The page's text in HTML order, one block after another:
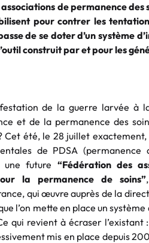
associations de permanence des
pour contrer les
de se doter d’un système
construit par et pour les
de la guerre larvée à
et de la permanence des
Cet été, le 28 juillet
de PDSA (permanence
future “Fédération des
la permanence de soins”
qui œuvre auprès de la
l’on mette en place un
qui revient à écraser
mis en place depuis